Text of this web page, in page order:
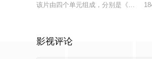
该片由四个单元组成，分别是《军属》
影视评论